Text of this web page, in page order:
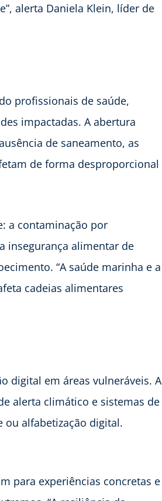
alerta Daniela Klein, líder de
profissionais de saúde,
impactadas. A abertura
de saneamento, as
de forma desproporcional
a contaminação por
insegurança alimentar de
“A saúde marinha e a
cadeias alimentares
digital em áreas vulneráveis. A
alerta climático e sistemas de
alfabetização digital.
para experiências concretas e